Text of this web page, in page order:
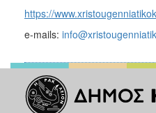
https://
e-mails: